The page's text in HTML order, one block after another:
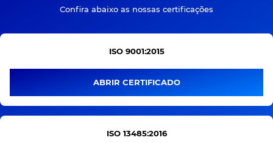
Confira abaixo as nossas certificações
ISO 9001:2015
ABRIR CERTIFICADO
ISO 13485:2016